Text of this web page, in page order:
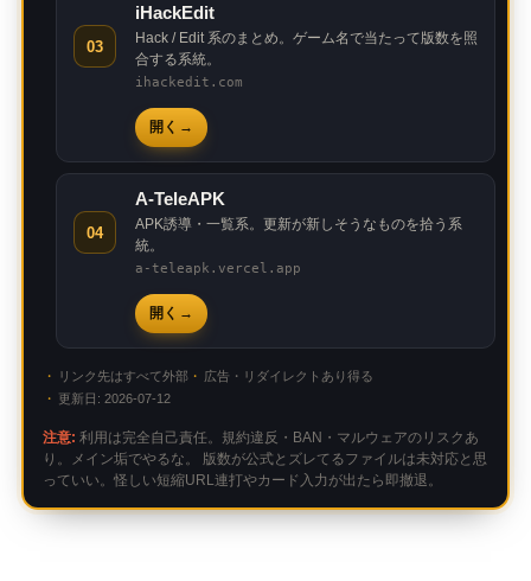
03
iHackEdit
Hack / Edit 系のまとめ。ゲーム名で当たって版数を照
合する系統。
ihackedit.com
開く
04
A-TeleAPK
APK誘導・一覧系。更新が新しそうなものを拾う系
統。
a-teleapk.vercel.app
開く
リンク先はすべて外部
広告・リダイレクトあり得る
更新日: 2026-07-12
注意: 利用は完全自己責任。規約違反・BAN・マルウェアのリスクあ
り。メイン垢でやるな。 版数が公式とズレてるファイルは未対応と思
っていい。怪しい短縮URL連打やカード入力が出たら即撤退。